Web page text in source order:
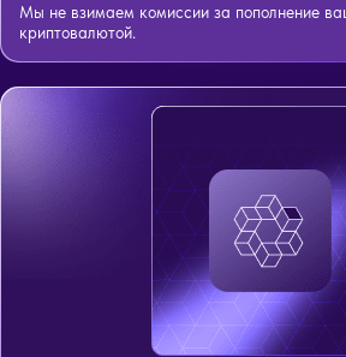
Мы не взимаем комиссии за пополнение
криптовалютой.